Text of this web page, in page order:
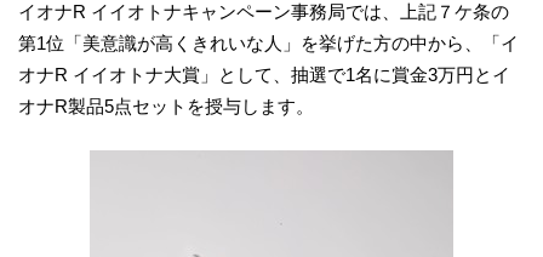
イオナR イイオトナキャンペーン事務局では、上記７ケ条の
第1位「美意識が高くきれいな人」を挙げた方の中から、「イ
オナR イイオトナ大賞」として、抽選で1名に賞金3万円とイ
オナR製品5点セットを授与します。